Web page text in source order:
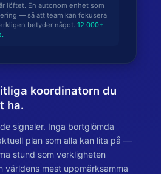
löftet. En autonom enhet som
— så att team kan fokusera
betyder något.12 000+
koordinatorn du
ha.
signaler. Inga bortglömda
plan som alla kan lita på —
stund som verkligheten
världens mest uppmärksamma